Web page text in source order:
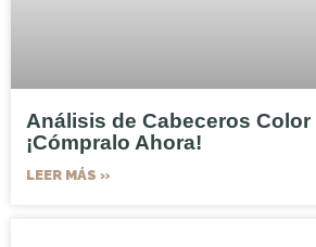
Análisis de Cabeceros Color
¡Cómpralo Ahora!
LEER MÁS »